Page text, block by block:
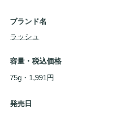
ブランド名
ラッシュ
容量・税込価格
75g・1,991円
発売日